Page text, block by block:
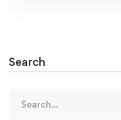
Search
for: